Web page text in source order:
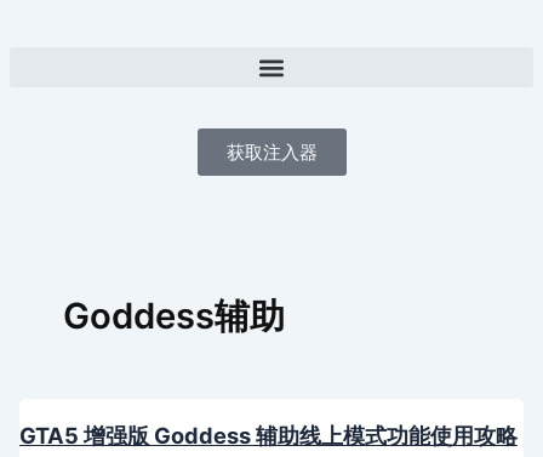
获取注入器
Goddess辅助
GTA5 增强版 Goddess 辅助线上模式功能使用攻略